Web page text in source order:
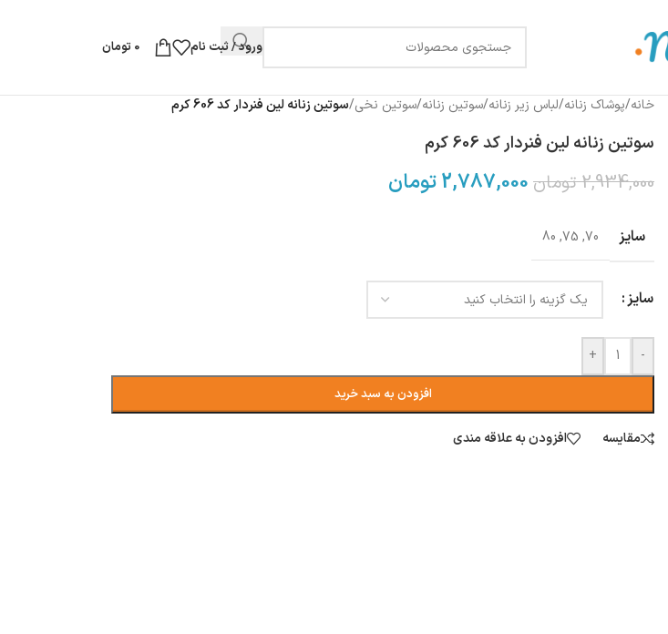
ورود / ثبت نام 0 تومان
خانه/پوشاک زنانه/لباس زیر زنانه/سوتین زنانه/سوتین نخی/سوتین زنانه لین فنردار کد 606 کرم
سوتین زنانه لین فنردار کد 606 کرم
2,934,000 تومان 2,787,000تومان
سایز 70
,
75
,
80
سایز
-
+
افزودن به سبد خرید
مقایسه افزودن به علاقه مندی